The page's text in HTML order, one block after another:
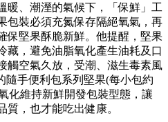
暖、潮溼的氣候下，「保鮮」工
包裝必須充氮保存隔絕氧氣，再
保堅果酥脆新鮮。他提醒，堅果
藏，避免油脂氧化產生油耗及口
觸空氣久放，受潮、滋生毒素風
隨手便利包系列堅果(每小包約
化維持新鮮開發包裝型態，讓
，也才能吃出健康。